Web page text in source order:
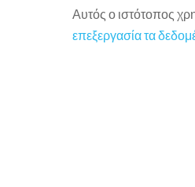
Αυτός ο ιστότοπος
επεξεργασία τα